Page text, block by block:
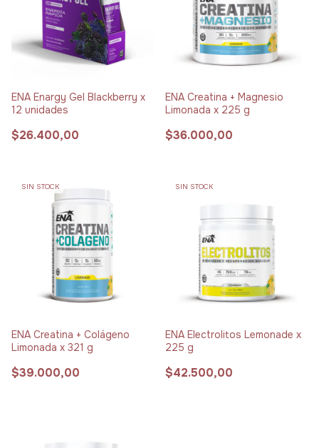
ENA Enargy Gel Blackberry x
12 unidades
$26.400,00
ENA Creatina + Magnesio
Limonada x 225 g
$36.000,00
SIN STOCK
ENA Creatina + Colágeno
Limonada x 321 g
$39.000,00
SIN STOCK
ENA Electrolitos Lemonade x
225 g
$42.500,00